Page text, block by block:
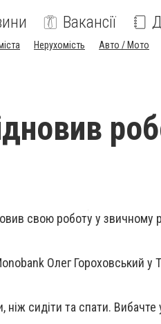
Вакансії
Нерухомість Авто / Мото
свою роботу у звичному
Олег Гороховський у
ніж сидіти та спати.